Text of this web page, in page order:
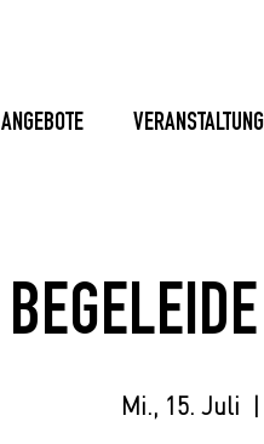
ANGEBOTE
Mi., 15. Juli
  |